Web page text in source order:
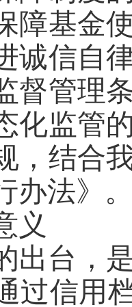
障基金
诚信自
督管理
化监管
，结合
办法》
义
出台，
过信用